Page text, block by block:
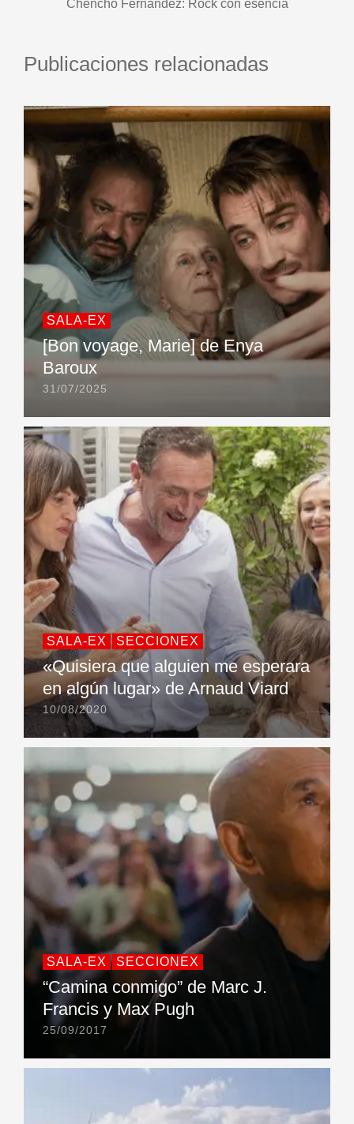
Chencho Fernández: Rock con esencia
Publicaciones relacionadas
SALA-EX
[Bon voyage, Marie] de Enya
Baroux
31/07/2025
SALA-EX SECCIONEX
«Quisiera que alguien me esperara
en algún lugar» de Arnaud Viard
10/08/2020
SALA-EX SECCIONEX
“Camina conmigo” de Marc J.
Francis y Max Pugh
25/09/2017